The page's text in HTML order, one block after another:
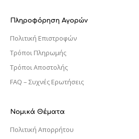
Πληροφόρηση Αγορών
Πολιτική Επιστροφών
Τρόποι Πληρωμής
Τρόποι Αποστολής
FAQ – Συχνές Ερωτήσεις
Νομικά Θέματα
Πολιτική Απορρήτου